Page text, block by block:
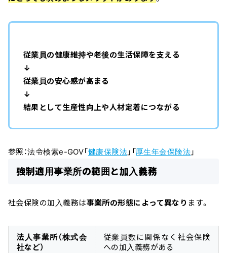
従業員の健康維持や老後の生活保障を支える
↓
従業員の安心感が高まる
↓
結果として生産性向上や人材定着につながる
参照：法令検索e-GOV「健康保険法 」「厚生年金保険法 」
強制適用事業所の範囲と加入義務
社会保険の加入義務は事業所の形態によって異なり ます。
法人事業所（株式会
社など）
従業員数に関係なく社会保険
への加入義務がある